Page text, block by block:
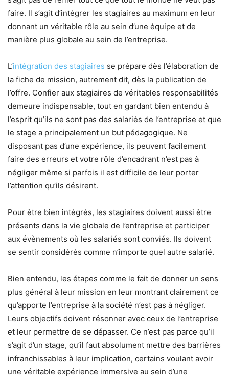
faire. Il s’agit d’intégrer les stagiaires au maximum en leur
donnant un véritable rôle au sein d’une équipe et de
manière plus globale au sein de l’entreprise.
L’intégration des stagiaires se prépare dès l’élaboration de
la fiche de mission, autrement dit, dès la publication de
l’offre. Confier aux stagiaires de véritables responsabilités
demeure indispensable, tout en gardant bien entendu à
l’esprit qu’ils ne sont pas des salariés de l’entreprise et que
le stage a principalement un but pédagogique. Ne
disposant pas d’une expérience, ils peuvent facilement
faire des erreurs et votre rôle d’encadrant n’est pas à
négliger même si parfois il est difficile de leur porter
l’attention qu’ils désirent.
Pour être bien intégrés, les stagiaires doivent aussi être
présents dans la vie globale de l’entreprise et participer
aux évènements où les salariés sont conviés. Ils doivent
se sentir considérés comme n’importe quel autre salarié.
Bien entendu, les étapes comme le fait de donner un sens
plus général à leur mission en leur montrant clairement ce
qu’apporte l’entreprise à la société n’est pas à négliger.
Leurs objectifs doivent résonner avec ceux de l’entreprise
et leur permettre de se dépasser. Ce n’est pas parce qu’il
s’agit d’un stage, qu’il faut absolument mettre des barrières
infranchissables à leur implication, certains voulant avoir
une véritable expérience immersive au sein d’une